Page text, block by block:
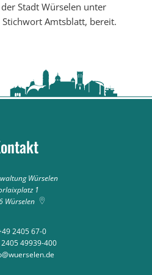
Stadt Würselen unter
Amtsblatt, bereit.
Würselen
1
Würselen
2405 67-0
49939-400